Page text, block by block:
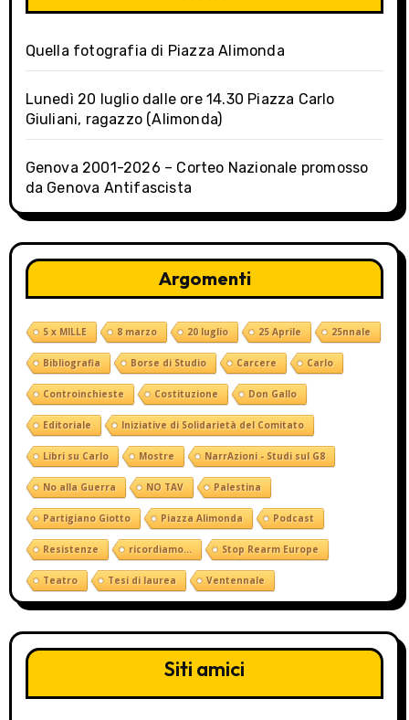
i
o
n
Quella fotografia di Piazza Alimonda
Lunedì 20 luglio dalle ore 14.30 Piazza Carlo
Giuliani, ragazzo (Alimonda)
Genova 2001-2026 – Corteo Nazionale promosso
da Genova Antifascista
Argomenti
5 x MILLE 8 marzo 20 luglio 25 Aprile 25nnale
Bibliografia Borse di Studio Carcere Carlo
Controinchieste Costituzione Don Gallo
Editoriale Iniziative di Solidarietà del Comitato
Libri su Carlo Mostre NarrAzioni - Studi sul G8
No alla Guerra NO TAV Palestina
Partigiano Giotto Piazza Alimonda Podcast
Resistenze ricordiamo... Stop Rearm Europe
Teatro Tesi di laurea Ventennale
Siti amici